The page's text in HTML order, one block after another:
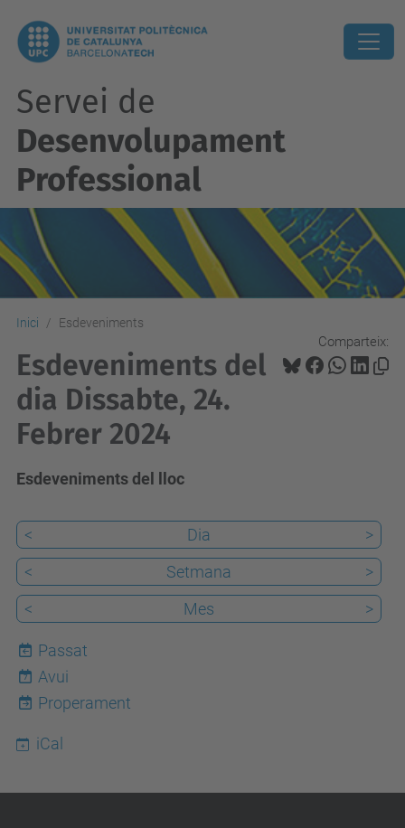
Servei de
Desenvolupament
Professional
Inici Esdeveniments
Comparteix:
Esdeveniments del
dia Dissabte, 24.
Febrer 2024
Esdeveniments del lloc
< Dia
>
<
Setmana
>
<
Mes >
Passat
7
Avui
Properament
iCal